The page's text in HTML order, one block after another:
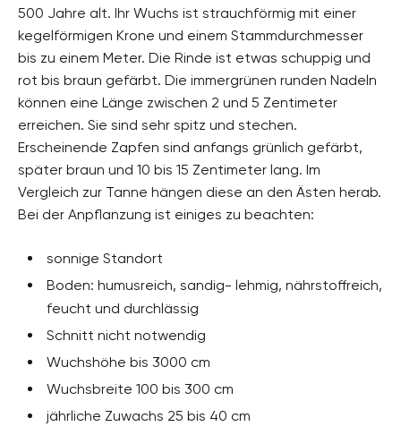
500 Jahre alt. Ihr Wuchs ist strauchförmig mit einer
kegelförmigen Krone und einem Stammdurchmesser
bis zu einem Meter. Die Rinde ist etwas schuppig und
rot bis braun gefärbt. Die immergrünen runden Nadeln
können eine Länge zwischen 2 und 5 Zentimeter
erreichen. Sie sind sehr spitz und stechen.
Erscheinende Zapfen sind anfangs grünlich gefärbt,
später braun und 10 bis 15 Zentimeter lang. Im
Vergleich zur Tanne hängen diese an den Ästen herab.
Bei der Anpflanzung ist einiges zu beachten:
sonnige Standort
Boden: humusreich, sandig- lehmig, nährstoffreich,
feucht und durchlässig
Schnitt nicht notwendig
Wuchshöhe bis 3000 cm
Wuchsbreite 100 bis 300 cm
jährliche Zuwachs 25 bis 40 cm